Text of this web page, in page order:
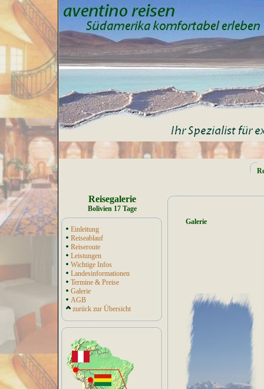
Reisegalerie
Bolivien 17 Tage
Einleitung
Reiseablauf
Reiseroute
Leistungen
Wichtige Infos
Landesinformationen
Termine & Preise
Galerie
AGB
zurück zur Übersicht
Galerie